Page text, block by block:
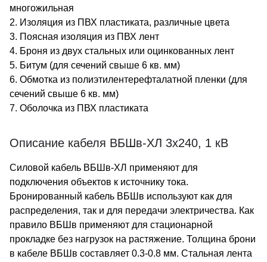
многожильная
2. Изоляция из ПВХ пластиката, различные цвета
3. Поясная изоляция из ПВХ лент
4. Броня из двух стальных или оцинкованных лент
5. Битум (для сечений свыше 6 кв. мм)
6. Обмотка из полиэтилентерефталатной пленки (для
сечений свыше 6 кв. мм)
7. Оболочка из ПВХ пластиката
Описание кабеля ВБШв-ХЛ 3х240, 1 кВ
Силовой кабель ВБШв-ХЛ применяют для
подключения объектов к источнику тока.
Бронированный кабель ВБШв используют как для
распределения, так и для передачи электричества. Как
правило ВБШв применяют для стационарной
прокладке без нагрузок на растяжение. Толщина брони
в кабеле ВБШв составляет 0.3-0.8 мм. Стальная лента